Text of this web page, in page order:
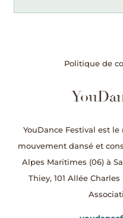
Politique de
YouDance Festival est
mouvement dansé et
Alpes Maritimes (06) à
Thiey, 101 Allée